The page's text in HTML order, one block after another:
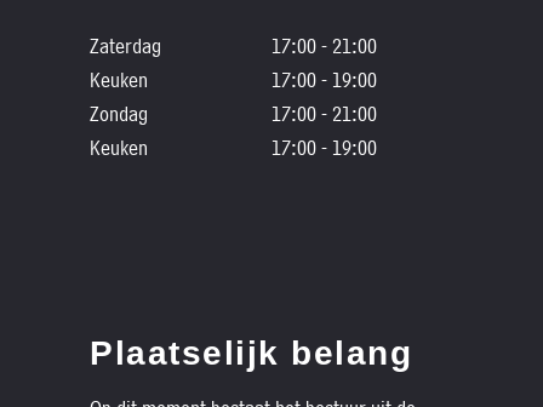
Zaterdag
17:00 - 21:00
Keuken
17:00 - 19:00
Zondag
17:00 - 21:00
Keuken
17:00 - 19:00
Plaatselijk belang